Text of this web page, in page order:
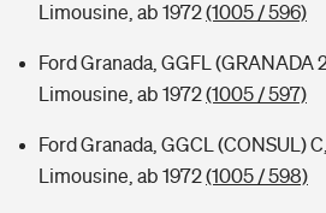
Limousine, ab 1972(1005 / 596)
Ford Granada, GGFL (GRANADA
Limousine, ab 1972(1005 / 597)
Ford Granada, GGCL (CONSUL)
Limousine, ab 1972(1005 / 598)